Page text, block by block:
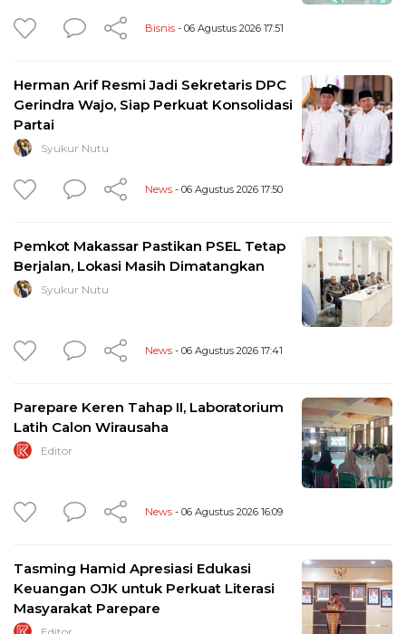
Bisnis - 06 Agustus 2026 17:51
Herman Arif Resmi Jadi Sekretaris DPC
Gerindra Wajo, Siap Perkuat Konsolidasi
Partai
Syukur Nutu
News - 06 Agustus 2026 17:50
Pemkot Makassar Pastikan PSEL Tetap
Berjalan, Lokasi Masih Dimatangkan
Syukur Nutu
News - 06 Agustus 2026 17:41
Parepare Keren Tahap II, Laboratorium
Latih Calon Wirausaha
Editor
News - 06 Agustus 2026 16:09
Tasming Hamid Apresiasi Edukasi
Keuangan OJK untuk Perkuat Literasi
Masyarakat Parepare